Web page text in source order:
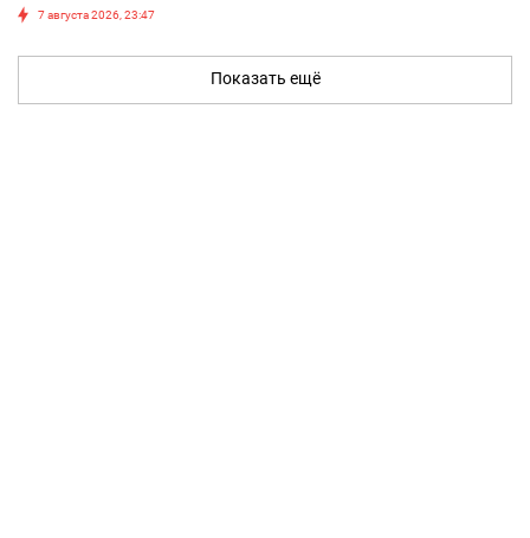
7 августа 2026, 23:47
Показать ещё